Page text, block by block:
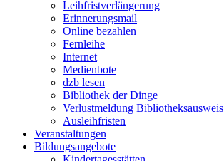
Leihfristverlängerung
Erinnerungsmail
Online bezahlen
Fernleihe
Internet
Medienbote
dzb lesen
Bibliothek der Dinge
Verlustmeldung Bibliotheksausweis
Ausleihfristen
Veranstaltungen
Bildungsangebote